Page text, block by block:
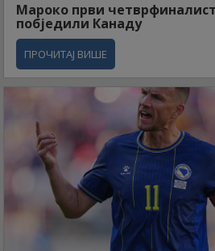
Мароко први
побједили Канаду
ПРОЧИТАЈ ВИШЕ